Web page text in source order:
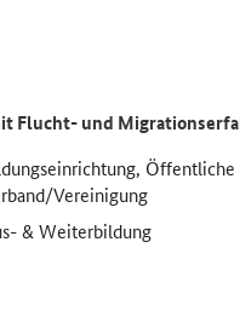
Flucht- und
Vereinigung
& Weiterbildung